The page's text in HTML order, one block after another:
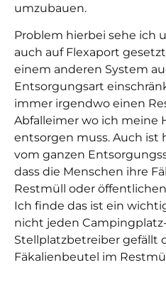
umzubauen.
Problem hierbei sehe ich
auch auf Flexaport
einem anderen System
Entsorgungsart
immer irgendwo einen
Abfalleimer wo ich meine
entsorgen muss. Auch ist
vom ganzen
dass die Menschen ihre
Restmüll oder
Ich finde das ist ein
nicht jeden
Stellplatzbetreiber gefällt
Fäkalienbeutel im